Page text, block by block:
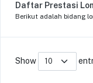
Daftar Prestasi
Berikut adalah bidang
Show